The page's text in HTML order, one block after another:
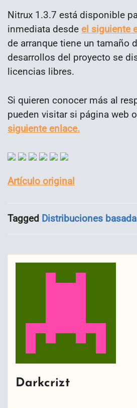
Nitrux 1.3.7 está disponible
inmediata desde el siguiente
de arranque tiene un tamaño
desarrollos del proyecto se
licencias libres.
Si quieren conocer más al
pueden visitar si página web
siguiente enlace.
Artículo original
Tagged Distribuciones
Darkcrizt